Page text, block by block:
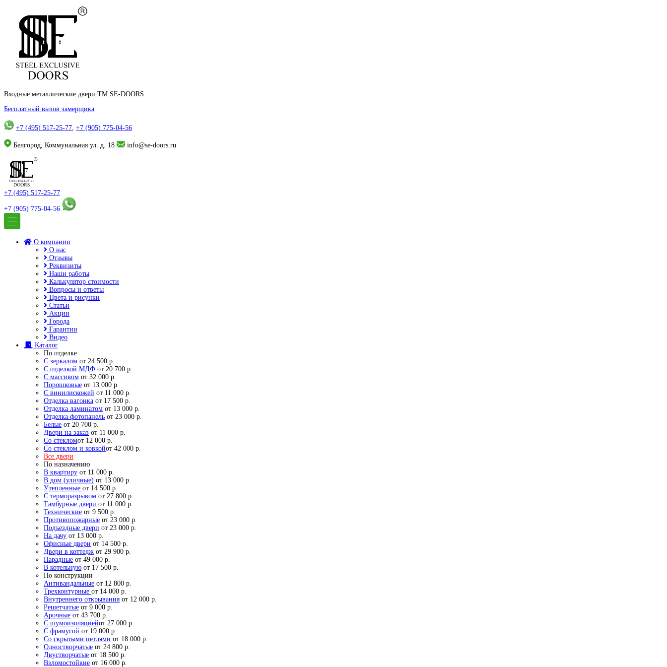
Входные металлические двери TM SE-DOORS
Бесплатный вызов замерщика
+7 (495) 517-25-77, +7 (905) 775-04-56
Белгород, Коммунальная ул. д. 18 info@se-doors.ru
+7 (495) 517-25-77
+7 (905) 775-04-56
О компании
О нас
Отзывы
Реквизиты
Наши работы
Калькулятор стоимости
Вопросы и ответы
Цвета и рисунки
Статьи
Акции
Города
Гарантии
Видео
Каталог
По отделке
С зеркалом от 24 500 р.
С отделкой МДФ от 20 700 р.
С массивом от 32 000 р.
Порошковые от 13 000 р.
С винилискожей от 11 000 р.
Отделка вагонка от 17 500 р.
Отделка ламинатом от 13 000 р.
Отделка фотопанель от 23 000 р.
Белые от 20 700 р.
Двери на заказ от 11 000 р.
Со стекломот 12 000 р.
Со стеклом и ковкойот 42 000 р.
Все двери
По назначению
В квартиру от 11 000 р.
В дом (уличные) от 13 000 р.
Утепленные от 14 500 р.
С терморазрывом от 27 800 р.
Тамбурные двери от 11 000 р.
Технические от 9 500 р.
Противопожарные от 23 000 р.
Подъездные двери от 23 000 р.
На дачу от 13 000 р.
Офисные двери от 14 500 р.
Двери в коттедж от 29 900 р.
Парадные от 49 000 р.
В котельную от 17 500 р.
По конструкции
Антивандальные от 12 800 р.
Трехконтурные от 14 000 р.
Внутреннего открывания от 12 000 р.
Решетчатые от 9 000 р.
Арочные от 43 700 р.
С шумоизоляциейот 27 000 р.
С фрамугой от 19 000 р.
Со скрытыми петлями от 18 000 р.
Одностворчатые от 24 800 р.
Двустворчатые от 18 500 р.
Взломостойкие от 16 000 р.